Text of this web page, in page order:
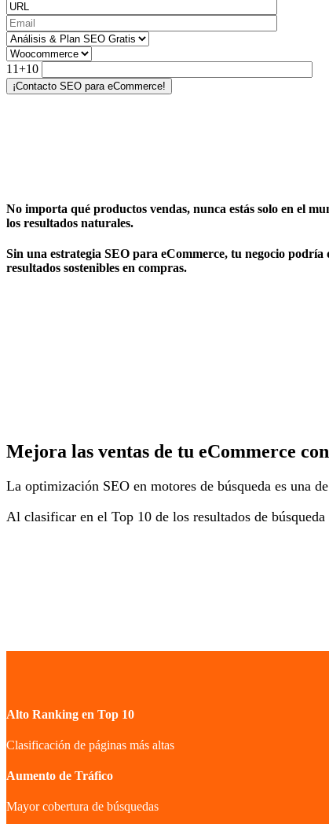
11+10
No importa qué productos vendas, nunca estás solo en el
los resultados naturales.
Sin una estrategia SEO para eCommerce, tu negocio
resultados sostenibles en compras.
Mejora las ventas de tu eCommerce
La optimización SEO en motores de búsqueda es una
Al clasificar en el Top 10 de los resultados de
Alto Ranking en Top 10
Clasificación de páginas más altas
Aumento de Tráfico
Mayor cobertura de búsquedas